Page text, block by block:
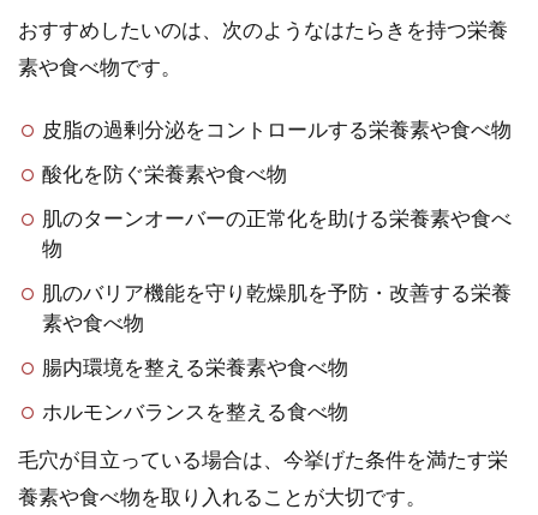
おすすめしたいのは、次のようなはたらきを持つ栄養
素や食べ物です。
皮脂の過剰分泌をコントロールする栄養素や食べ物
酸化を防ぐ栄養素や食べ物
肌のターンオーバーの正常化を助ける栄養素や食べ
物
肌のバリア機能を守り乾燥肌を予防・改善する栄養
素や食べ物
腸内環境を整える栄養素や食べ物
ホルモンバランスを整える食べ物
毛穴が目立っている場合は、今挙げた条件を満たす栄
養素や食べ物を取り入れることが大切です。